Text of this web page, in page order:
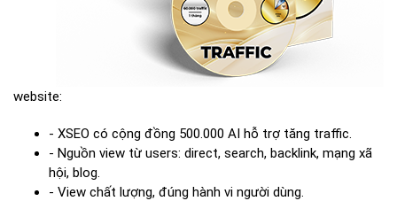
website:
- XSEO có cộng đồng 500.000 AI hỗ trợ tăng traffic.
- Nguồn view từ users: direct, search, backlink, mạng xã
hội, blog.
- View chất lượng, đúng hành vi người dùng.